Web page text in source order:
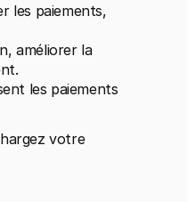
les paiements,
améliorer la
les paiements
votre